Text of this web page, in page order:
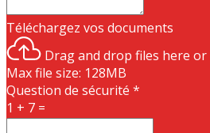
Téléchargez vos documents
Drag and drop files here or
Max file size: 128MB
Question de sécurité *
1 + 7 =